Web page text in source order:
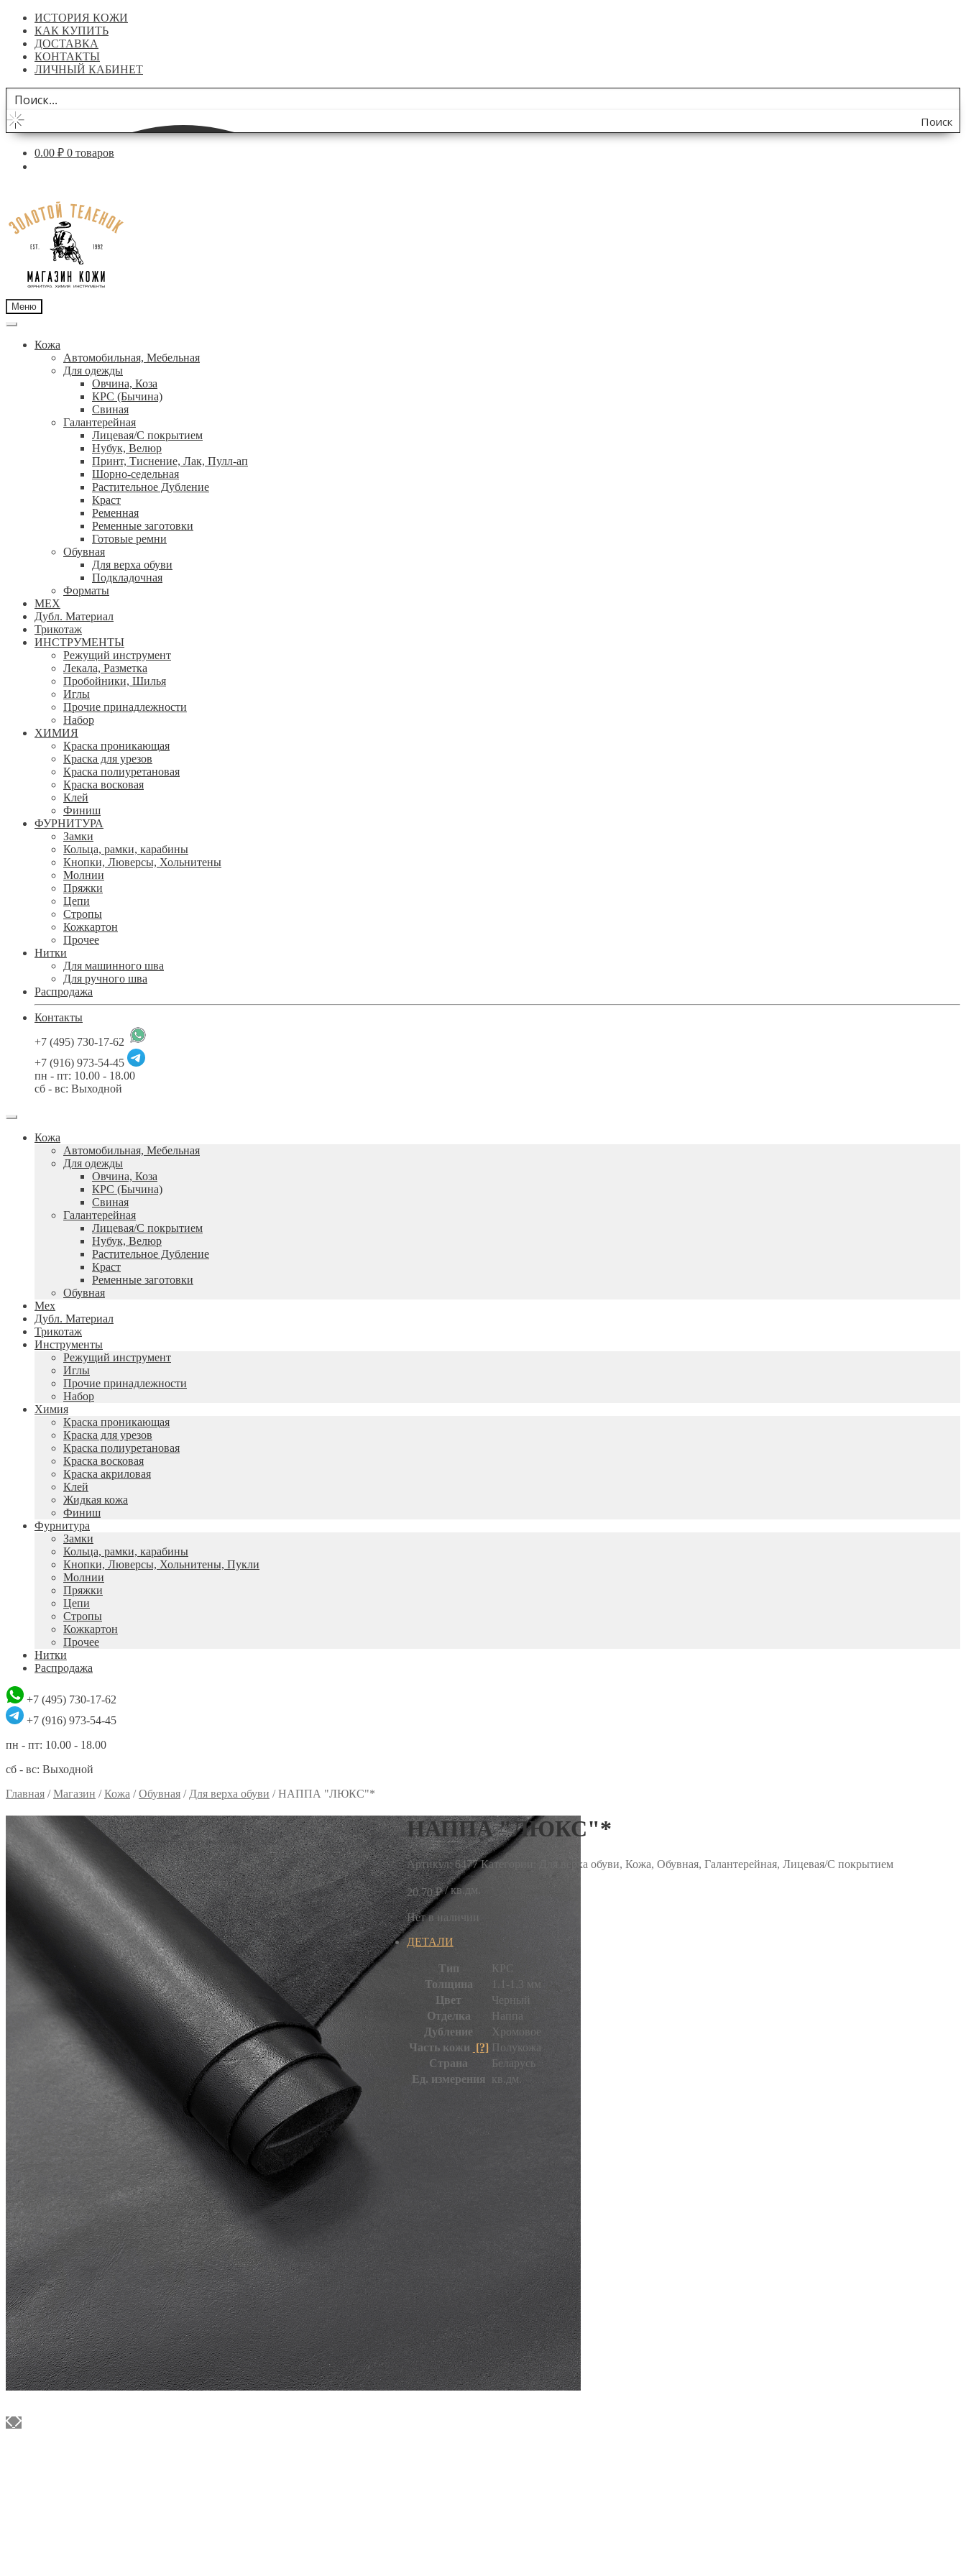
ИСТОРИЯ КОЖИ
КАК КУПИТЬ
ДОСТАВКА
КОНТАКТЫ
ЛИЧНЫЙ КАБИНЕТ
Поиск
по
0.00 ₽ 0 товаров
навигации
содержимому
Меню
Кожа
Автомобильная, Мебельная
Для одежды
Овчина, Коза
КРС (Бычина)
Свиная
Галантерейная
Лицевая/С покрытием
Нубук, Велюр
Принт, Тиснение, Лак, Пулл-ап
Шорно-седельная
Растительное Дубление
Краст
Ременная
Ременные заготовки
Готовые ремни
Обувная
Для верха обуви
Подкладочная
Форматы
МЕХ
Дубл. Материал
Трикотаж
ИНСТРУМЕНТЫ
Режущий инструмент
Лекала, Разметка
Пробойники, Шилья
Иглы
Прочие принадлежности
Набор
ХИМИЯ
Краска проникающая
Краска для урезов
Краска полиуретановая
Краска восковая
Клей
Финиш
ФУРНИТУРА
Замки
Кольца, рамки, карабины
Кнопки, Люверсы, Хольнитены
Молнии
Пряжки
Цепи
Стропы
Кожкартон
Прочее
Нитки
Для машинного шва
Для ручного шва
Распродажа
Контакты
+7 (495) 730-17-62
+7 (916) 973-54-45
пн - пт: 10.00 - 18.00
сб - вс: Выходной
Кожа
Автомобильная, Мебельная
Для одежды
Овчина, Коза
КРС (Бычина)
Свиная
Галантерейная
Лицевая/С покрытием
Нубук, Велюр
Растительное Дубление
Краст
Ременные заготовки
Обувная
Мех
Дубл. Материал
Трикотаж
Инструменты
Режущий инструмент
Иглы
Прочие принадлежности
Набор
Химия
Краска проникающая
Краска для урезов
Краска полиуретановая
Краска восковая
Краска акриловая
Клей
Жидкая кожа
Финиш
Фурнитура
Замки
Кольца, рамки, карабины
Кнопки, Люверсы, Хольнитены, Пукли
Молнии
Пряжки
Цепи
Стропы
Кожкартон
Прочее
Нитки
Распродажа
+7 (495) 730-17-62
+7 (916) 973-54-45
пн - пт: 10.00 - 18.00
сб - вс: Выходной
Главная /Магазин /Кожа /Обувная / Для верха обуви /НАППА "ЛЮКС"*
НАППА "ЛЮКС"*
Артикул:6477 Категории: Для верха обуви, Кожа, Обувная, Галантерейная, Лицевая/С покрытием
20.70₽/ кв.дм.
Нет в наличии
ДЕТАЛИ
Тип
КРС
Толщина
1.1-1.3 мм
Цвет
Черный
Отделка
Наппа
Дубление
Хромовое
Часть кожи [?] Полукожа
Страна
Беларусь
Ед. измерения кв.дм.
ВОСК COLUMBUS